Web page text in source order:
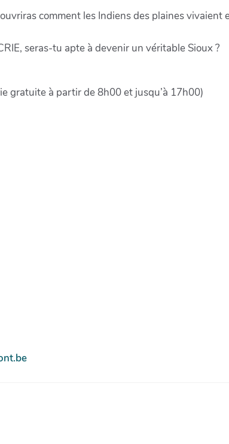
comment les Indiens des plaines vivaient
seras-tu apte à devenir un véritable Sioux ?
gratuite à partir de 8h00 et jusqu’à 17h00)